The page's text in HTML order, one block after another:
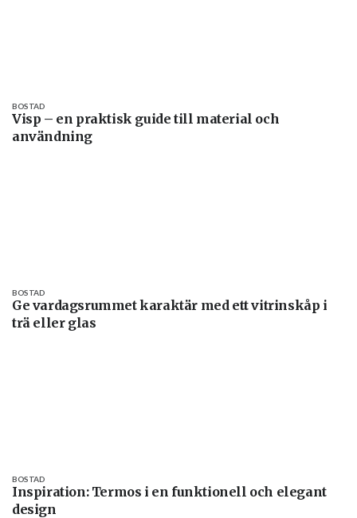
Visp – en praktisk guide till material och
användning
BOSTAD
Ge vardagsrummet karaktär med ett vitrinskåp i
trä eller glas
BOSTAD
Inspiration: Termos i en funktionell och elegant
design
BOSTAD